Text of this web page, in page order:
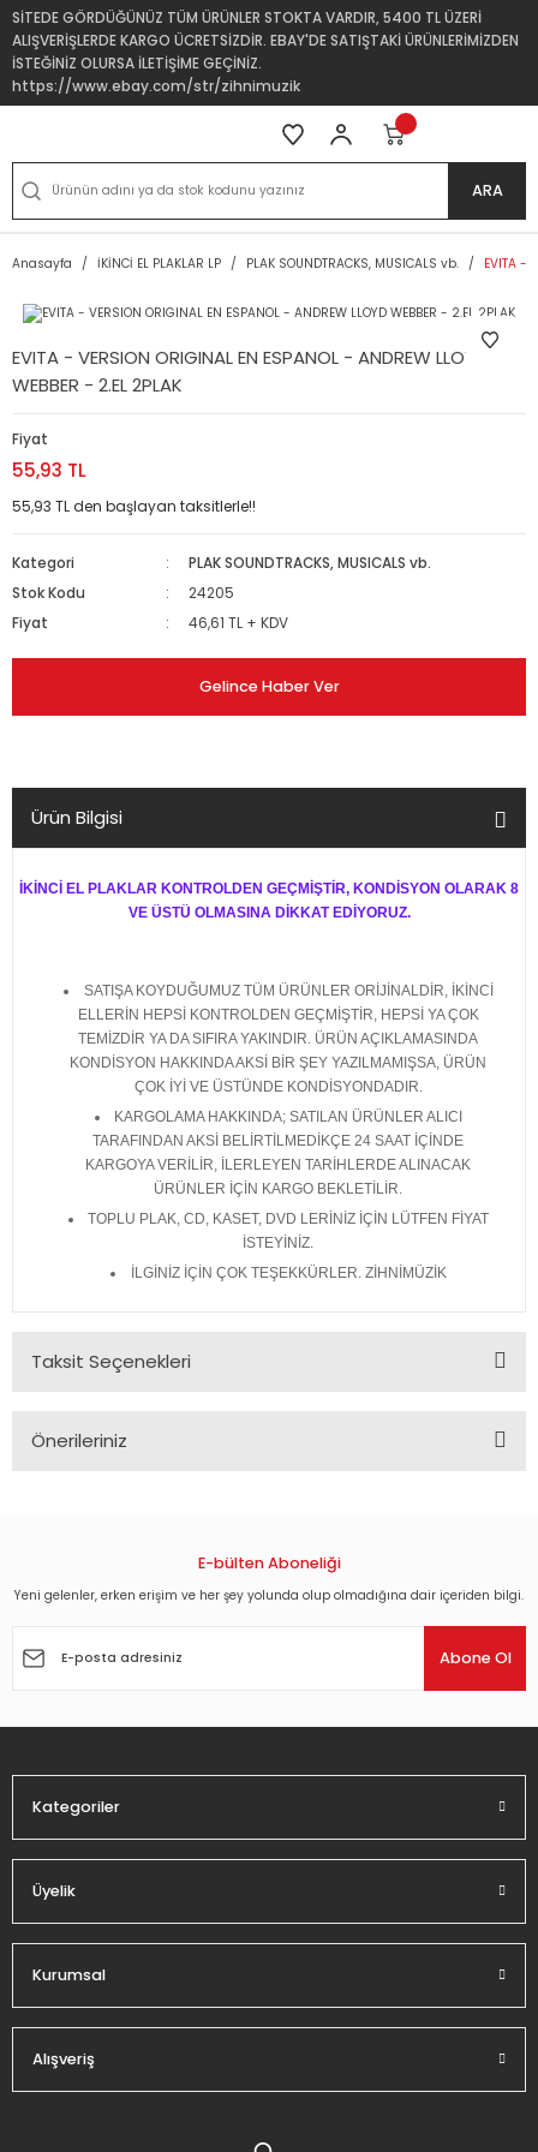
SİTEDE GÖRDÜĞÜNÜZ TÜM ÜRÜNLER STOKTA VARDIR, 5400 TL ÜZERİ
ALIŞVERİŞLERDE KARGO ÜCRETSİZDİR. EBAY'DE SATIŞTAKİ ÜRÜNLERİMİZDEN
İSTEĞİNİZ OLURSA İLETİŞİME GEÇİNİZ.
https://www.ebay.com/str/zihnimuzik
ARA
Anasayfa İKİNCİ EL PLAKLAR LP PLAK SOUNDTRACKS, MUSICALS vb. EVITA -
EVITA - VERSION ORIGINAL EN ESPANOL - ANDREW LLOYD
WEBBER - 2.EL 2PLAK
Fiyat
55,93 TL
55,93 TL den başlayan taksitlerle!!
Kategori
PLAK SOUNDTRACKS, MUSICALS vb.
Stok Kodu
24205
Fiyat
46,61 TL + KDV
Gelince Haber Ver
Ürün Bilgisi
İKİNCİ EL PLAKLAR KONTROLDEN GEÇMİŞTİR, KONDİSYON OLARAK 8
VE ÜSTÜ OLMASINA DİKKAT EDİYORUZ.
SATIŞA KOYDUĞUMUZ TÜM ÜRÜNLER ORİJİNALDİR, İKİNCİ
ELLERİN HEPSİ KONTROLDEN GEÇMİŞTİR, HEPSİ YA ÇOK
TEMİZDİR YA DA SIFIRA YAKINDIR. ÜRÜN AÇIKLAMASINDA
KONDİSYON HAKKINDA AKSİ BİR ŞEY YAZILMAMIŞSA, ÜRÜN
ÇOK İYİ VE ÜSTÜNDE KONDİSYONDADIR.
KARGOLAMA HAKKINDA; SATILAN ÜRÜNLER ALICI
TARAFINDAN AKSİ BELİRTİLMEDİKÇE 24 SAAT İÇİNDE
KARGOYA VERİLİR, İLERLEYEN TARİHLERDE ALINACAK
ÜRÜNLER İÇİN KARGO BEKLETİLİR.
TOPLU PLAK, CD, KASET, DVD LERİNİZ İÇİN LÜTFEN FİYAT
İSTEYİNİZ.
İLGİNİZ İÇİN ÇOK TEŞEKKÜRLER. ZİHNİMÜZİK
Taksit Seçenekleri
Önerileriniz
Görüş ve önerileriniz için teşekkür ederiz.
Ürün açıklamasında eksik bilgiler bulunuyor.
Ürün fiyatı diğer sitelerden daha pahalı.
E-bülten Aboneliği
Yeni gelenler, erken erişim ve her şey yolunda olup olmadığına dair içeriden bilgi.
Abone Ol
Kategoriler
Üyelik
Kurumsal
Alışveriş